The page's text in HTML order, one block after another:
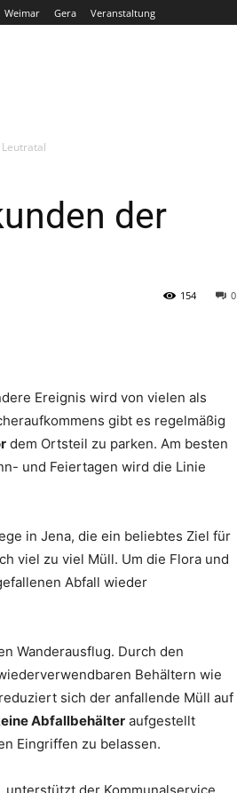
Weimar Gera Veranstaltung
der
0
154
Ereignis wird von vielen als
gibt es regelmäßig
dem Ortsteil zu parken. Am besten
und Feiertagen wird die Linie
in Jena, die ein beliebtes Ziel für
viel zu viel Müll. Um die Flora und
Abfall wieder
Wanderausflug. Durch den
Behältern wie
sich der anfallende Müll auf
Abfallbehälter aufgestellt
Eingriffen zu belassen.